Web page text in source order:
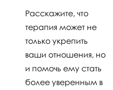
Расскажите, что
терапия может не
только укрепить
ваши отношения, но
и помочь ему стать
более уверенным в